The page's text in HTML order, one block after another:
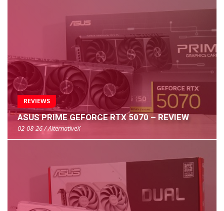
REVIEWS
ASUS PRIME GEFORCE RTX 5070 – REVIEW
02-08-26 / AlternativeX